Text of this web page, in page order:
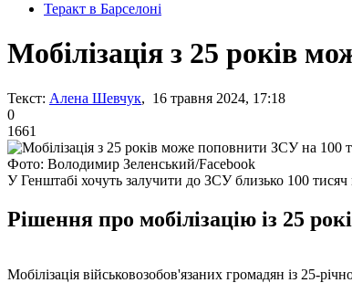
Теракт в Барселоні
Мобілізація з 25 років
Текст: Алена Шевчук, 16 травня 2024, 17:18
0
1661
Фото: Володимир Зеленський/Facebook
У Генштабі хочуть залучити до ЗСУ близько 100 тисяч
Рішення про мобілізацію із 25
Мобілізація військовозобов'язаних громадян із 25-